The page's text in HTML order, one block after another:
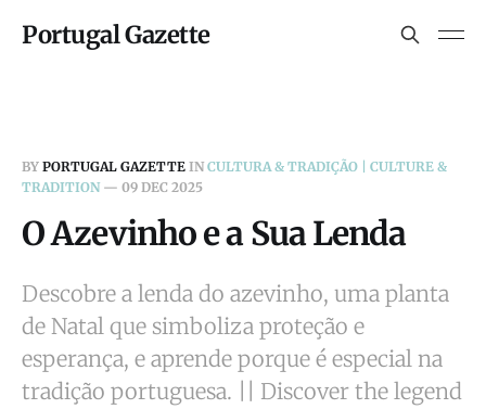
Portugal Gazette
BY PORTUGAL GAZETTE IN CULTURA & TRADIÇÃO | CULTURE &
TRADITION— 09 DEC 2025
O Azevinho e a Sua Lenda
Descobre a lenda do azevinho, uma planta
de Natal que simboliza proteção e
esperança, e aprende porque é especial na
tradição portuguesa. || Discover the legend